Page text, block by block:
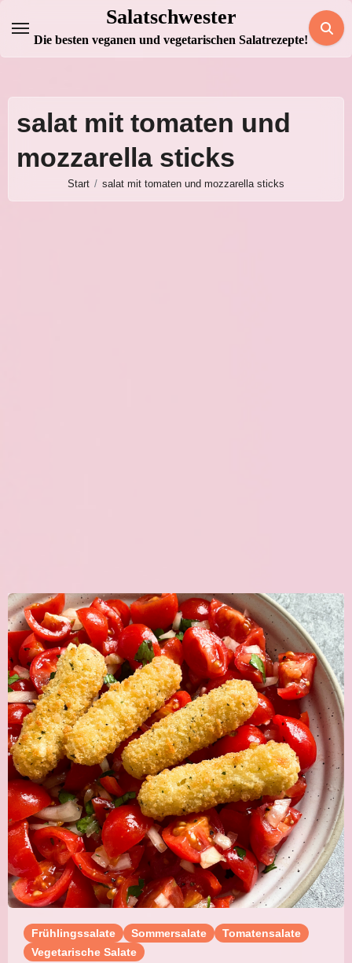
Inhalt
springen
Salatschwester
Die besten veganen und vegetarischen Salatrezepte!
salat mit tomaten und
mozzarella sticks
Start salat mit tomaten und mozzarella sticks
Frühlingssalate Sommersalate
Tomatensalate
Vegetarische Salate